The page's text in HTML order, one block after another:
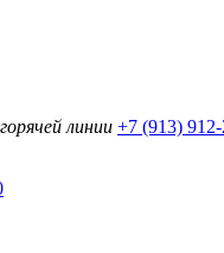
линии +7 (913)